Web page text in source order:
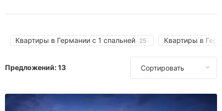
В Черногории На Кипре
В Греции
В Венгрии
В Италии В Латвии
Квартиры в Германии с 1 спальней 25 Квартиры в
Предложений:13 Сортировать